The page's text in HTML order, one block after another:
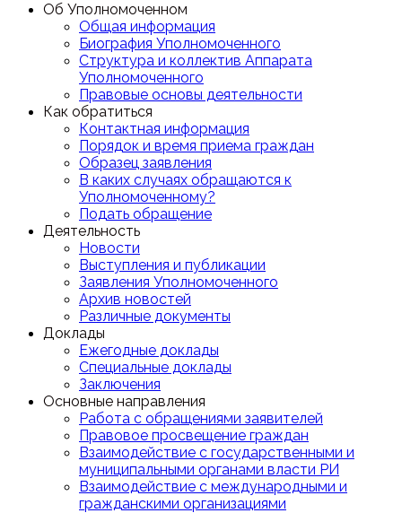
Об Уполномоченном
Общая информация
Биография Уполномоченного
Структура и коллектив Аппарата
Уполномоченного
Правовые основы деятельности
Как обратиться
Контактная информация
Порядок и время приема граждан
Образец заявления
В каких случаях обращаются к
Уполномоченному?
Подать обращение
Деятельность
Новости
Выступления и публикации
Заявления Уполномоченного
Архив новостей
Различные документы
Доклады
Ежегодные доклады
Специальные доклады
Заключения
Основные направления
Работа с обращениями заявителей
Правовое просвещение граждан
Взаимодействие с государственными и
муниципальными органами власти РИ
Взаимодействие с международными и
гражданскими организациями